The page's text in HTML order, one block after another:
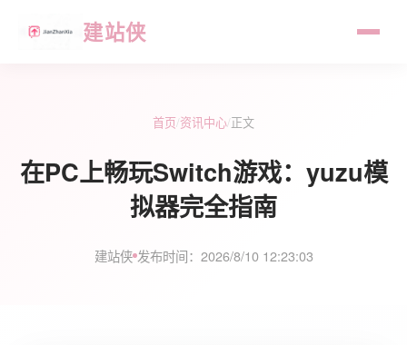
建站侠
首页/资讯中心/正文
在PC上畅玩Switch游戏：yuzu模
拟器完全指南
建站侠 发布时间：2026/8/10 12:23:03